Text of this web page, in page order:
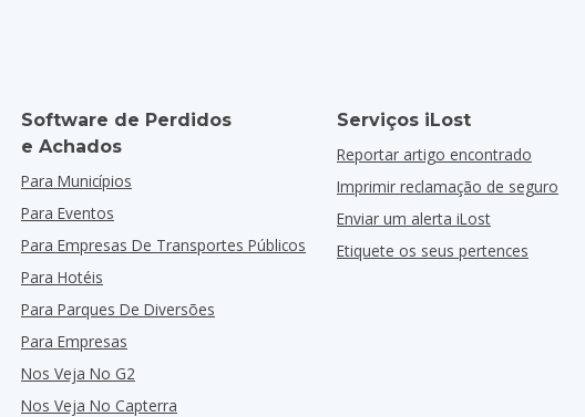
Software de Perdidos
e Achados
Para Municípios
Para Eventos
Para Empresas De Transportes Públicos
Para Hotéis
Para Parques De Diversões
Para Empresas
Nos Veja No G2
Nos Veja No Capterra
Serviços iLost
Reportar artigo encontrado
Imprimir reclamação de seguro
Enviar um alerta iLost
Etiquete os seus pertences